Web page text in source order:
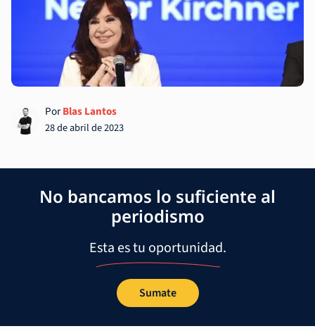
PorBlas Lantos
28 de abril de 2023
No bancamos lo suficiente al
periodismo
Esta es tu oportunidad.
Sumate